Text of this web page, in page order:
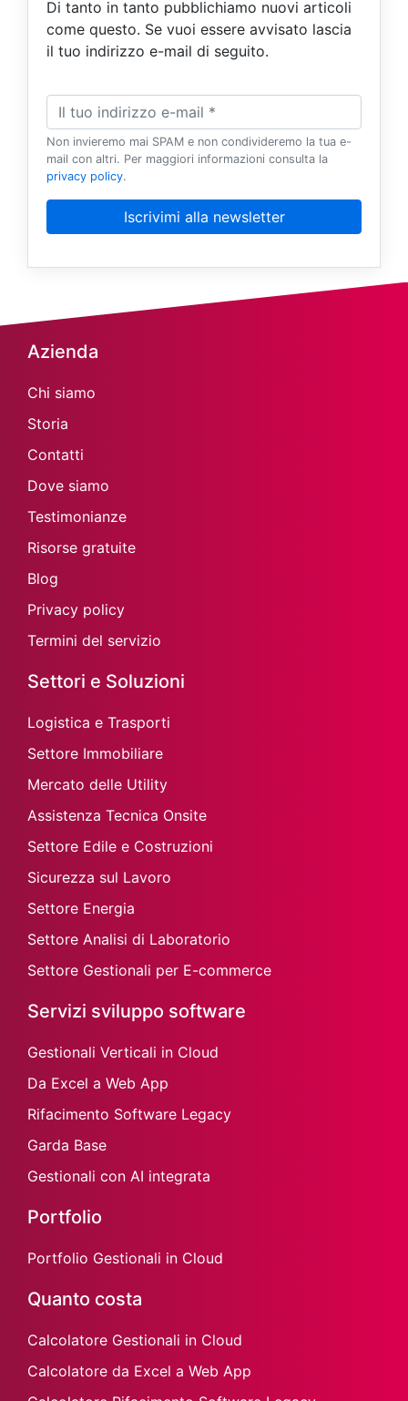
Di tanto in tanto pubblichiamo nuovi articoli
come questo. Se vuoi essere avvisato lascia
il tuo indirizzo e-mail di seguito.
Non invieremo mai SPAM e non condivideremo la tua e-
mail con altri. Per maggiori informazioni consulta la
privacy policy.
Iscrivimi alla newsletter
Azienda
Chi siamo
Storia
Contatti
Dove siamo
Testimonianze
Risorse gratuite
Blog
Privacy policy
Termini del servizio
Settori e Soluzioni
Logistica e Trasporti
Settore Immobiliare
Mercato delle Utility
Assistenza Tecnica Onsite
Settore Edile e Costruzioni
Sicurezza sul Lavoro
Settore Energia
Settore Analisi di Laboratorio
Settore Gestionali per E-commerce
Servizi sviluppo software
Gestionali Verticali in Cloud
Da Excel a Web App
Rifacimento Software Legacy
Garda Base
Gestionali con AI integrata
Portfolio
Portfolio Gestionali in Cloud
Quanto costa
Calcolatore Gestionali in Cloud
Calcolatore da Excel a Web App